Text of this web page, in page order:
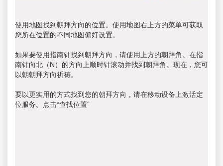
使用地图找到朝拜方向的位置。使用地图右上方的菜单可获取
您所在位置的不同地图偏好设置。
如果要使用指南针找到朝拜方向，请使用上方的朝拜角。在指
南针向北（N）的方向上顺时针滚动并找到朝拜角。现在，您可
以朝朝拜方向祈祷。
要以更实用的方式找到您的朝拜方向，请在移动设备上激活定
位服务。点击“查找位置”